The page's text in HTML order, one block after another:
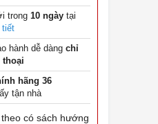
trong 10 ngày tại
tiết
hành dễ dàng chỉ
thoại
hãng 36
tận nhà
có sách hướng